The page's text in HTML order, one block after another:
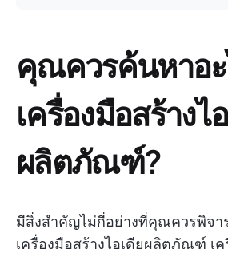
คุณควรค้นหาอะ
เครื่องมือสร้างไ
ผลิตภัณฑ์?
มีสิ่งสำคัญไม่กี่อย่างที่คุณควรพิจา
เครื่องมือสร้างไอเดียผลิตภัณฑ์ เ